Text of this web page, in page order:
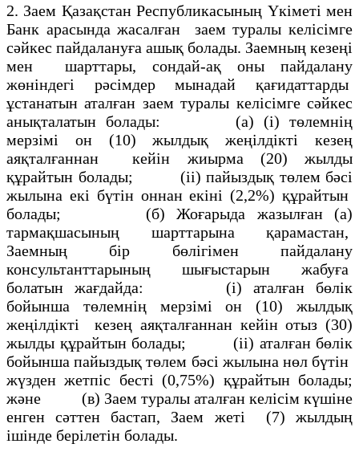
2. Заем Қазақстан Республикасының Үкiметi мен
Банк арасында жасалған заем туралы келiсiмге
сәйкес пайдалануға ашық болады. Заемның кезеңi
мен шарттары, сондай-ақ оны пайдалану
жөнiндегi рәсiмдер мынадай қағидаттарды
ұстанатын аталған заем туралы келiсiмге сәйкес
анықталатын болады: (а) (i) төлемнiң
мерзiмi он (10) жылдық жеңiлдiктi кезең
аяқталғаннан кейiн жиырма (20) жылды
құрайтын болады; (іі) пайыздық төлем бәсi
жылына екi бүтiн оннан екiнi (2,2%) құрайтын
болады; (б) Жоғарыда жазылған (а)
тармақшасының шарттарына қарамастан,
Заемның бiр бөлiгiмен пайдалану
консультанттарының шығыстарын жабуға
болатын жағдайда: (i) аталған бөлiк
бойынша төлемнiң мерзiмi он (10) жылдық
жеңiлдiктi кезең аяқталғаннан кейiн отыз (30)
жылды құрайтын болады; (іі) аталған бөлiк
бойынша пайыздық төлем бәсi жылына нөл бүтiн
жүзден жетпiс бестi (0,75%) құрайтын болады;
және (в) Заем туралы аталған келiсiм күшiне
енген сәттен бастап, Заем жетi (7) жылдың
iшiнде берiлетiн болады.